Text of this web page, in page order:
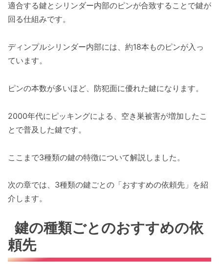
適合する鍵とシリンダー内部のピンが合致することで鍵が
回る仕組みです。
ディンプルシリンダー内部には、約18本ものピンが入っ
ています。
ピンの本数が多いほど、防犯面に優れた鍵になります。
2000年代にピッキングによる、空き巣被害が増加したこ
とで普及した鍵です。
ここまで3種類の鍵の特徴について解説しました。
次の章では、3種類の鍵ごとの「おすすめの依頼先」を紹
介します。
鍵の種類ごとのおすすめの依
頼先